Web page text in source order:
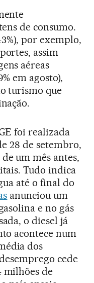
de consumo.
por exemplo,
assim
aéreas
em agosto),
turismo que
foi realizada
28 de setembro,
um mês antes,
Tudo indica
até o final do
anunciou um
e no gás
o diesel já
acontece num
dos
cede
milhões de